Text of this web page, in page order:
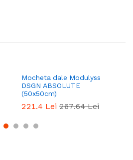
Mocheta dale Modulyss
DSGN ABSOLUTE
(50x50cm)
221.4 Lei 267.64 Lei